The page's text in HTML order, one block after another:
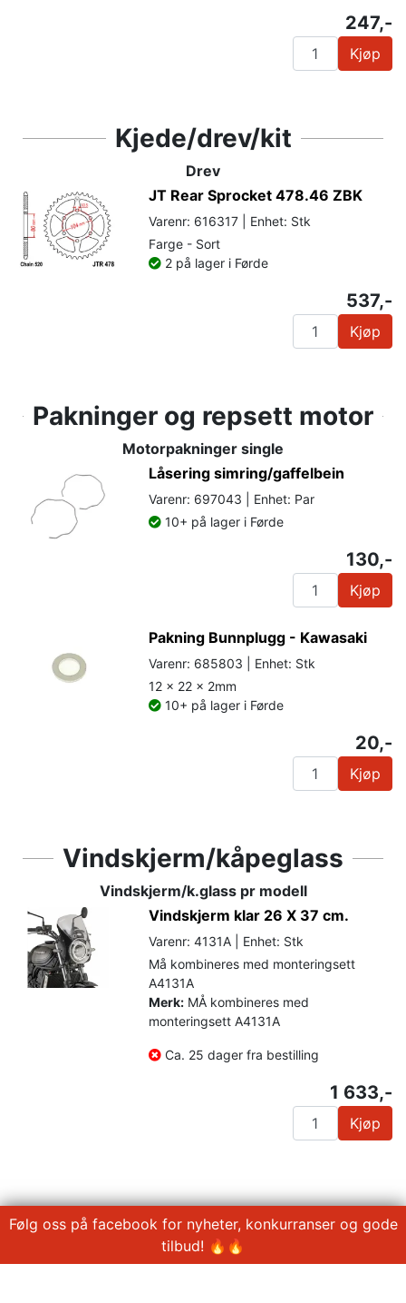
247,-
Kjøp
Kjede/drev/kit
Drev
JT Rear Sprocket 478.46 ZBK
Varenr: 616317 | Enhet: Stk
Farge - Sort
2 på lager i Førde
537,-
Kjøp
Pakninger og repsett motor
Motorpakninger single
Låsering simring/gaffelbein
Varenr: 697043 | Enhet: Par
10+ på lager i Førde
130,-
Kjøp
Pakning Bunnplugg - Kawasaki
Varenr: 685803 | Enhet: Stk
12 x 22 x 2mm
10+ på lager i Førde
20,-
Kjøp
Vindskjerm/kåpeglass
Vindskjerm/k.glass pr modell
Vindskjerm klar 26 X 37 cm.
Varenr: 4131A | Enhet: Stk
Må kombineres med monteringsett
A4131A
Merk: MÅ kombineres med
monteringsett A4131A
Ca. 25 dager fra bestilling
1 633,-
Kjøp
Følg oss på facebook for nyheter, konkurranser og gode
tilbud! 🔥🔥